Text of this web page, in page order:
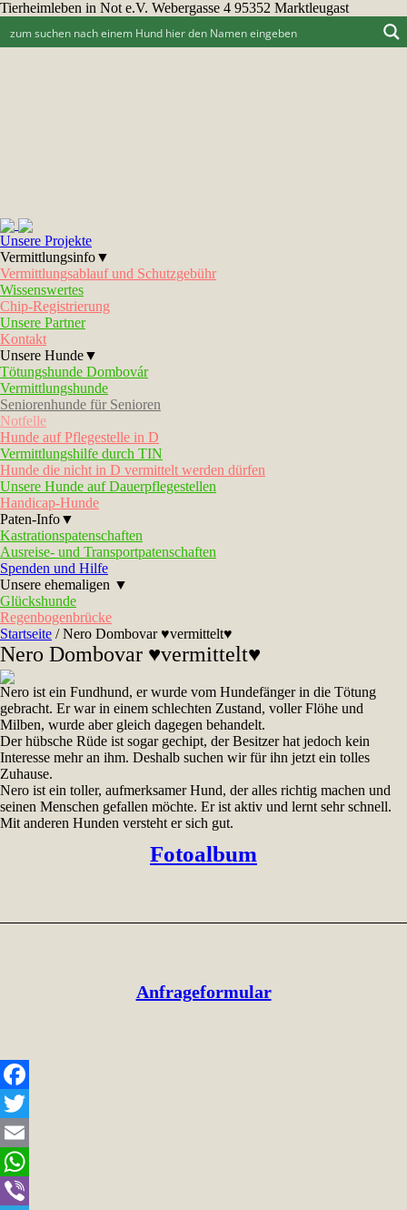
Tierheimleben in Not e.V. Webergasse 4 95352 Marktleugast
Unsere Projekte
Vermittlungsinfo▼
Vermittlungsablauf und Schutzgebühr
Wissenswertes
Chip-Registrierung
Unsere Partner
Kontakt
Unsere Hunde▼
Tötungshunde Dombovár
Vermittlungshunde
Seniorenhunde für Senioren
Notfelle
Hunde auf Pflegestelle in D
Vermittlungshilfe durch TIN
Hunde die nicht in D vermittelt werden dürfen
Unsere Hunde auf Dauerpflegestellen
Handicap-Hunde
Paten-Info▼
Kastrationspatenschaften
Ausreise- und Transportpatenschaften
Spenden und Hilfe
Unsere ehemaligen ▼
Glückshunde
Regenbogenbrücke
Startseite /Nero Dombovar ♥vermittelt♥
Nero Dombovar ♥vermittelt♥
Nero ist ein Fundhund, er wurde vom Hundefänger in die Tötung
gebracht. Er war in einem schlechten Zustand, voller Flöhe und
Milben, wurde aber gleich dagegen behandelt.
Der hübsche Rüde ist sogar gechipt, der Besitzer hat jedoch kein
Interesse mehr an ihm. Deshalb suchen wir für ihn jetzt ein tolles
Zuhause.
Nero ist ein toller, aufmerksamer Hund, der alles richtig machen und
seinen Menschen gefallen möchte. Er ist aktiv und lernt sehr schnell.
Mit anderen Hunden versteht er sich gut.
Fotoalbum
Anfrageformular
Facebook
Twitter
Email
WhatsApp